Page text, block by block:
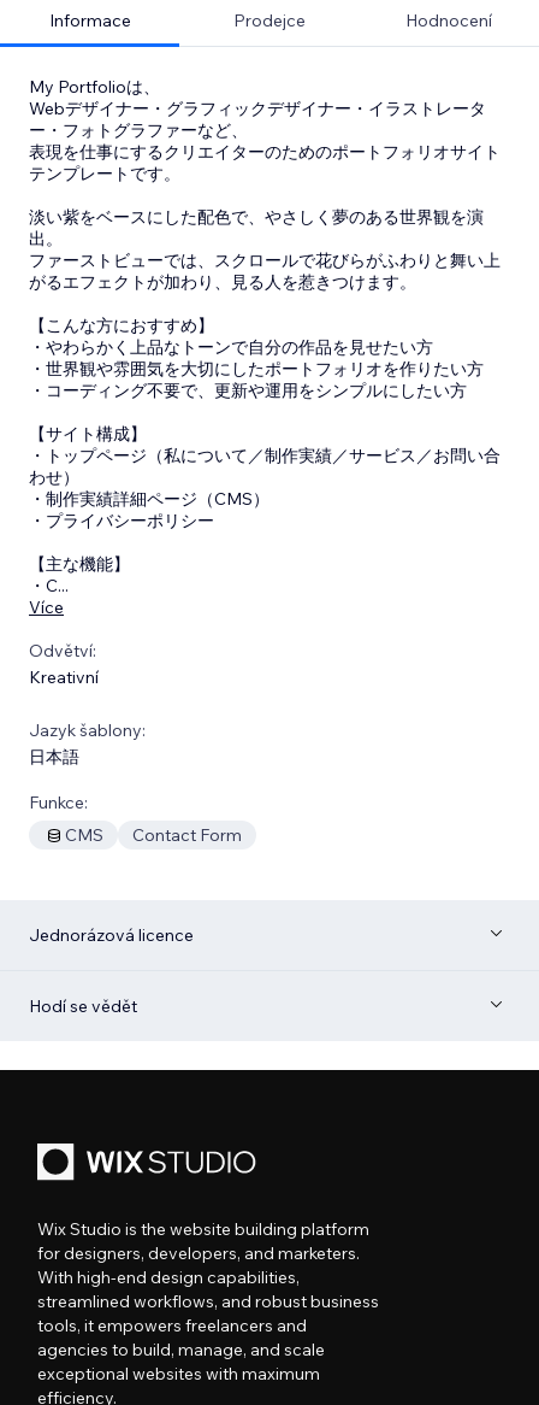
Informace Prodejce Hodnocení
My Portfolioは、
Webデザイナー・グラフィックデザイナー・イラストレータ
ー・フォトグラファーなど、
表現を仕事にするクリエイターのためのポートフォリオサイト
テンプレートです。
淡い紫をベースにした配色で、やさしく夢のある世界観を演
出。
ファーストビューでは、スクロールで花びらがふわりと舞い上
がるエフェクトが加わり、見る人を惹きつけます。
【こんな方におすすめ】
・やわらかく上品なトーンで自分の作品を見せたい方
・世界観や雰囲気を大切にしたポートフォリオを作りたい方
・コーディング不要で、更新や運用をシンプルにしたい方
【サイト構成】
・トップページ（私について／制作実績／サービス／お問い合
わせ）
・制作実績詳細ページ（CMS）
・プライバシーポリシー
【主な機能】
・C...
Více
Odvětví:
Kreativní
Jazyk šablony:
日本語
Funkce:
CMS
Contact Form
Jednorázová licence
Hodí se vědět
Wix Studio is the website building platform
for designers, developers, and marketers.
With high-end design capabilities,
streamlined workflows, and robust business
tools, it empowers freelancers and
agencies to build, manage, and scale
exceptional websites with maximum
efficiency.